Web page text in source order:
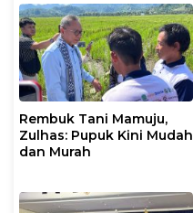
Ketahanan Ekonomi
Nasional
Rembuk Tani Mamuju,
Zulhas: Pupuk Kini Mudah
dan Murah